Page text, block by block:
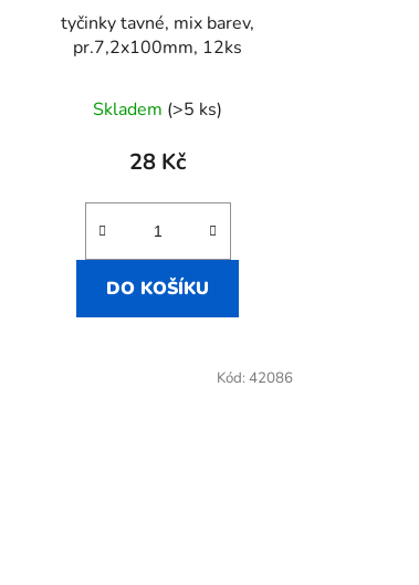
tyčinky tavné, mix barev,
pr.7,2x100mm, 12ks
Skladem (>5 ks)
28 Kč
DO KOŠÍKU
Kód: 42086